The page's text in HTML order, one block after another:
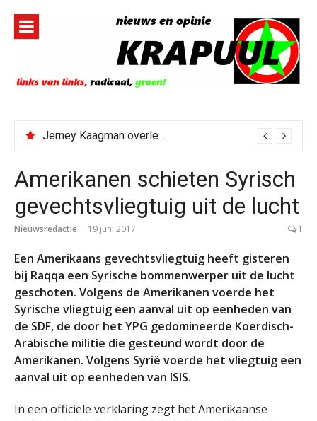
inhoud
Jerney Kaagman overleden
Amerikanen schieten Syrisch
gevechtsvliegtuig uit de lucht
Nieuwsredactie 19 juni 2017 1
Een Amerikaans gevechtsvliegtuig heeft gisteren
bij Raqqa een Syrische bommenwerper uit de lucht
geschoten. Volgens de Amerikanen voerde het
Syrische vliegtuig een aanval uit op eenheden van
de SDF, de door het YPG gedomineerde Koerdisch-
Arabische militie die gesteund wordt door de
Amerikanen. Volgens Syrië voerde het vliegtuig een
aanval uit op eenheden van ISIS.
In een officiële verklaring zegt het Amerikaanse